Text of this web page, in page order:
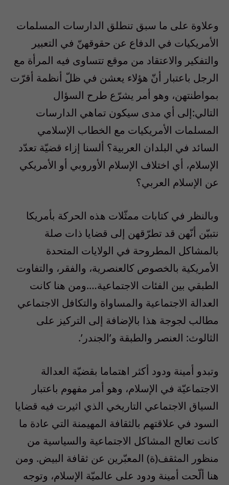
وعلاوة على ما سبق تنطلق الدارسات المسلمات
الأمريكيات في الدفاع عن حقوقهنّ في التعبير
والتفكير والاعتقاد من موقع تتساوى فيه المرأة مع
الرجل باعتبار أنّ هؤلاء يعشن في ظلّ أنظمة أقرّت
بمواطنتهن، وهو أمر يشرّع طرح السؤال
التالي:إلى أي مدى سيكون تماهي الدارسات
المسلمات الأمريكيات مع الخطاب الإسلامي
السائد في البلدان العربية؟ ألسنا إزاء قضيّة تعدّد
الإسلام، أي اختلاف الإسلام الأوروبي أو الأمريكي
عن الإسلام العربي؟
وبالنظر في كتابات ممثّلات هذه الحركة بأمريكا
نتبيّن أنّهن قد تطرّقهن إلى قضايا ذات صلة
بالمشاكل المطروحة في الولايات المتحدة
الأمريكية بالخصوص كالعنصرية، والفقر، والتفاوت
الطبقي بين الفئات الاجتماعية….ومن هنا كانت
العدالة الاجتماعية والمساواة والتكافل الاجتماعي
مطالب لجوجة هذا بالإضافة إلى التركيز على
الثالوث: العنصر والطبقة و’الجندر’.
وتبدو أمينة ودود أكثر اهتماما بقضيّة العدالة
الاجتماعيّة في الإسلام، وهو أمر مفهوم باعتبار
السياق الاجتماعي التاريخي الذي اثيرت فيه قضايا
السود في علاقتهم بالثقافة المهيمنة التي عادة ما
كانت تعالج المشاكل الاجتماعية والسياسية من
منظور المثقف(ة) المعبّرين عن ثقافة البيض. ومن
هنا ألّحت أمينة ودود على عالميّة الإسلام، وتوجه